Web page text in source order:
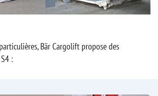
Bär Cargolift propose des
: